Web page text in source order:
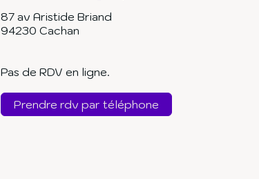
87 av Aristide Briand
94230 Cachan
Pas de RDV en ligne.
Prendre rdv par téléphone